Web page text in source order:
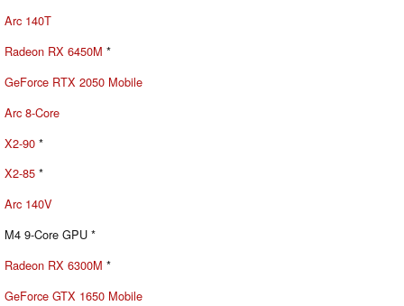
Arc 140T
Radeon RX 6450M *
GeForce RTX 2050 Mobile
Arc 8-Core
X2-90 *
X2-85 *
Arc 140V
M4 9-Core GPU *
Radeon RX 6300M *
GeForce GTX 1650 Mobile